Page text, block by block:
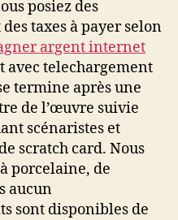
posiez des
taxes à payer selon
argent internet
avec telechargement
termine après une
de l’œuvre suivie
scénaristes et
scratch card. Nous
porcelaine, de
aucun
sont disponibles de